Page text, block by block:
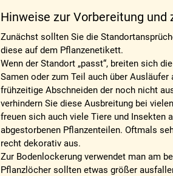
Hinweise zur Vorbereitung und
Zunächst sollten Sie die
diese auf dem Pflanzenetikett.
Wenn der Standort „passt“, breiten sich
Samen oder zum Teil auch über Ausläufer
frühzeitige Abschneiden der noch nicht
verhindern Sie diese Ausbreitung bei
freuen sich auch viele Tiere und Insekten
abgestorbenen Pflanzenteilen. Oftmals
recht dekorativ aus.
Zur Bodenlockerung verwendet man am
Pflanzlöcher sollten etwas größer